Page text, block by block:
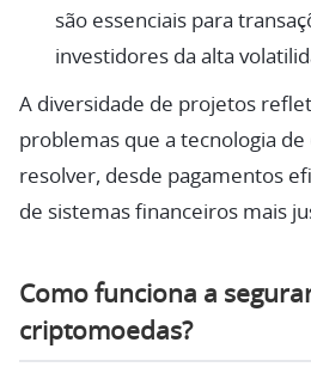
são essenciais para
investidores da alta
A diversidade de projetos
problemas que a tecnologia de
resolver, desde pagamentos
de sistemas financeiros mais
Como funciona a
criptomoedas?